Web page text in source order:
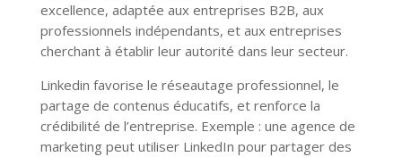
excellence, adaptée aux entreprises B2B, aux
professionnels indépendants, et aux entreprises
cherchant à établir leur autorité dans leur secteur.
Linkedin favorise le réseautage professionnel, le
partage de contenus éducatifs, et renforce la
crédibilité de l’entreprise. Exemple : une agence de
marketing peut utiliser LinkedIn pour partager des